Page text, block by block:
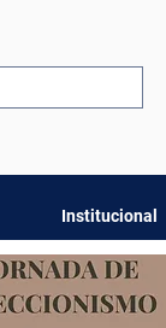
Institucional